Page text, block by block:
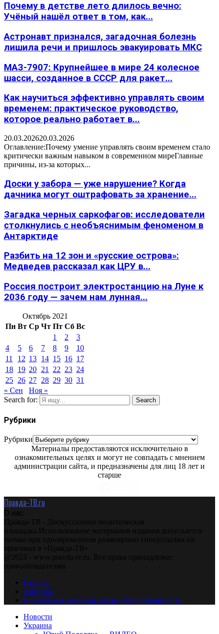
Почему в детстве лето длилось вечно:
Учёный нашёл ответ в том, как...
Астронавт признался, загадочная болезнь
лишила речи и пришлось эвакуировать МКС
МАЗ-7907: Крупнейшее в мире 24 колесное
шасси, созданное в СССР для ракет...
Как научиться эффективно управлять своим
временем: практическое руководство,
которое реально работает в...
20.03.202620.03.2026
Оглавление:Почему умение управлять своим временем стало
критически важным навыком в современном миреГлавные
причины, из-за которых...
Доски у забора — уже нарушение? Когда
дачника могут оштрафовать за хранение...
Загадка черных саркофагов: исследователи
столкнулись с необъяснимым феноменом в
Антарктиде
Разбить на 12 зон и «русские острова»:
Медведев рассказал как ЦРУ в...
Россия построит электростанцию на Луне к
2036 году — зачем нам лунная...
Октябрь 2021
Пн Вт Ср Чт Пт Сб Вс
1
2
3
4
5 6 7 8 9
10
11
12 13 14 15 16 17
18 19 20 21 22 23 24
25 26 27 28 29 30 31
« Сен
Ноя »
Search for:
Search
Рубрики
Рубрики
Материалы предоставляются исключительно в
ознакомительных целях и могут не совпадать с мнением
администрации сайта, и предназначены для лиц 18 лет и
старше
Правда-ТВ.ru
О нас
Правда-ТВ - Дискуссионно политическая
площадка.Использование материалов издания допускается
только при одновременном размещении гиперссылки на
оригинал в «Правда-ТВ»
@2023 - www.pravda-tv.ru. Все права принадлежат
правообладателям.
Главная
Авторам
Владельцам авторских прав. Ответственности.
Новости
Украина